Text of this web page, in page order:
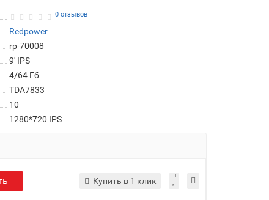
0 отзывов
Redpower
rp-70008
9' IPS
4/64 Гб
TDA7833
10
1280*720 IPS
Купить в 1 клик